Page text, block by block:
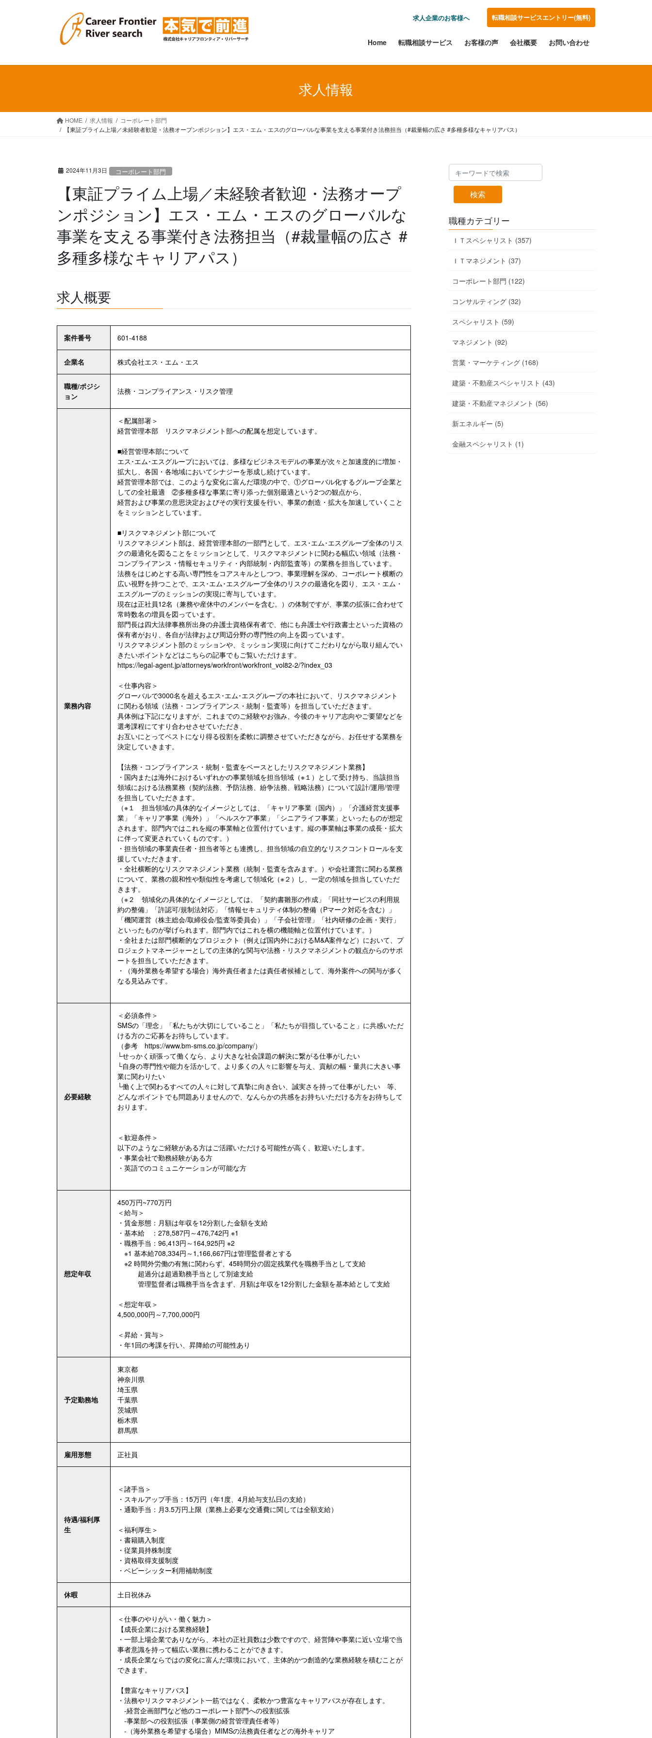
へ
プ
ョ
動
求人企業のお客様へ 転職相談サービスエントリー(無料)
Home 転職相談サービス お客様の声 会社概要 お問い合わせ
求人情報
HOME 求人情報
コーポレート部門
【東証プライム上場／未経験者歓迎・法務オープンポジション】エス・エム・エスのグローバルな事業を支える事業付き法務担当（#裁量幅の広さ #多種多様なキャリアパス）
2024年11月3日 コーポレート部門
【東証プライム上場／未経験者歓迎・法務オープ
ンポジション】エス・エム・エスのグローバルな
事業を支える事業付き法務担当（#裁量幅の広さ #
多種多様なキャリアパス）
求人概要
案件番号 601-4188
企業名 株式会社エス・エム・エス
職種/ポジシ
ョン
法務・コンプライアンス・リスク管理
業務内容
＜配属部署＞
経営管理本部 リスクマネジメント部への配属を想定しています。
■経営管理本部について
エス･エム･エスグループにおいては、多様なビジネスモデルの事業が次々と加速度的に増加・
拡大し、各国・各地域においてシナジーを形成し続けています。
経営管理本部では、このような変化に富んだ環境の中で、①グローバル化するグループ企業と
しての全社最適 ②多種多様な事業に寄り添った個別最適という2つの観点から、
経営および事業の意思決定およびその実行支援を行い、事業の創造・拡大を加速していくこと
をミッションとしています。
■リスクマネジメント部について
リスクマネジメント部は、経営管理本部の一部門として、エス･エム･エスグループ全体のリス
クの最適化を図ることをミッションとして、リスクマネジメントに関わる幅広い領域（法務・
コンプライアンス・情報セキュリティ・内部統制・内部監査等）の業務を担当しています。
法務をはじめとする高い専門性をコアスキルとしつつ、事業理解を深め、コーポレート横断の
広い視野を持つことで、エス･エム･エスグループ全体のリスクの最適化を図り、エス・エム・
エスグループのミッションの実現に寄与しています。
現在は正社員12名（兼務や産休中のメンバーを含む。）の体制ですが、事業の拡張に合わせて
常時数名の増員を図っています。
部門長は四大法律事務所出身の弁護士資格保有者で、他にも弁護士や行政書士といった資格の
保有者がおり、各自が法律および周辺分野の専門性の向上を図っています。
リスクマネジメント部のミッションや、ミッション実現に向けてこだわりながら取り組んでい
きたいポイントなどはこちらの記事でもご覧いただけます。
https://legal-agent.jp/attorneys/workfront/workfront_vol82-2/?index_03
＜仕事内容＞
グローバルで3000名を超えるエス･エム･エスグループの本社において、リスクマネジメント
に関わる領域（法務・コンプライアンス・統制・監査等）を担当していただきます。
具体例は下記になりますが、これまでのご経験やお強み、今後のキャリア志向やご要望などを
選考課程にてすり合わせさせていただき、
お互いにとってベストになり得る役割を柔軟に調整させていただきながら、お任せする業務を
決定していきます。
【法務・コンプライアンス・統制・監査をベースとしたリスクマネジメント業務】
・国内または海外におけるいずれかの事業領域を担当領域（※１）として受け持ち、当該担当
領域における法務業務（契約法務、予防法務、紛争法務、戦略法務）について設計/運用/管理
を担当していただきます。
（※１ 担当領域の具体的なイメージとしては、「キャリア事業（国内）」「介護経営支援事
業」「キャリア事業（海外）」「ヘルスケア事業」「シニアライフ事業」といったものが想定
されます。部門内ではこれを縦の事業軸と位置付けています。縦の事業軸は事業の成長・拡大
に伴って変更されていくものです。）
・担当領域の事業責任者・担当者等とも連携し、担当領域の自立的なリスクコントロールを支
援していただきます。
・全社横断的なリスクマネジメント業務（統制・監査を含みます。）や会社運営に関わる業務
について、業務の親和性や類似性を考慮して領域化（※２）し、一定の領域を担当していただ
きます。
（※２ 領域化の具体的なイメージとしては、「契約書雛形の作成」「同社サービスの利用規
約の整備」「許認可/規制法対応」「情報セキュリティ体制の整備（Pマーク対応を含む）」
「機関運営（株主総会/取締役会/監査等委員会）」「子会社管理」「社内研修の企画・実行」
といったものが挙げられます。部門内ではこれを横の機能軸と位置付けています。）
・全社または部門横断的なプロジェクト（例えば国内外におけるM&A案件など）において、プ
ロジェクトマネージャーとしての主体的な関与や法務・リスクマネジメントの観点からのサポ
ートを担当していただきます。
・（海外業務を希望する場合）海外責任者または責任者候補として、海外案件への関与が多く
なる見込みです。
必要経験
＜必須条件＞
SMSの「理念」「私たちが大切にしていること」「私たちが目指していること」に共感いただ
ける方のご応募をお待ちしています。
（参考 https://www.bm-sms.co.jp/company/）
└せっかく頑張って働くなら、より大きな社会課題の解決に繋がる仕事がしたい
└自身の専門性や能力を活かして、より多くの人々に影響を与え、貢献の幅・量共に大きい事
業に関わりたい
└働く上で関わるすべての人々に対して真摯に向き合い、誠実さを持って仕事がしたい 等、
どんなポイントでも問題ありませんので、なんらかの共感をお持ちいただける方をお待ちして
おります。
＜歓迎条件＞
以下のようなご経験がある方はご活躍いただける可能性が高く、歓迎いたします。
・事業会社で勤務経験がある方
・英語でのコミュニケーションが可能な方
想定年収
450万円~770万円
＜給与＞
・賃金形態：月額は年収を12分割した金額を支給
・基本給 ：278,587円～476,742円 ※1
・職務手当：96,413円～164,925円 ※2
※1 基本給708,334円～1,166,667円は管理監督者とする
※2 時間外労働の有無に関わらず、45時間分の固定残業代を職務手当として支給
超過分は超過勤務手当として別途支給
管理監督者は職務手当を含まず、月額は年収を12分割した金額を基本給として支給
＜想定年収＞
4,500,000円～7,700,000円
＜昇給・賞与＞
・年1回の考課を行い、昇降給の可能性あり
予定勤務地
東京都
神奈川県
埼玉県
千葉県
茨城県
栃木県
群馬県
雇用形態 正社員
待遇/福利厚
生
＜諸手当＞
・スキルアップ手当：15万円（年1度、4月給与支払日の支給）
・通勤手当：月3.5万円上限（業務上必要な交通費に関しては全額支給）
＜福利厚生＞
・書籍購入制度
・従業員持株制度
・資格取得支援制度
・ベビーシッター利用補助制度
休暇 土日祝休み
＜仕事のやりがい・働く魅力＞
【成長企業における業務経験】
・一部上場企業でありながら、本社の正社員数は少数ですので、経営陣や事業に近い立場で当
事者意識を持って幅広い業務に携わることができます。
・成長企業ならではの変化に富んだ環境において、主体的かつ創造的な業務経験を積むことが
できます。
【豊富なキャリアパス】
・法務やリスクマネジメント一筋ではなく、柔軟かつ豊富なキャリアパスが存在します。
-経営企画部門など他のコーポレート部門への役割拡張
-事業部への役割拡張（事業側の経営管理責任者等）
-（海外業務を希望する場合）MIMSの法務責任者などの海外キャリア
検索
職種カテゴリー
ＩＴスペシャリスト (357)
ＩＴマネジメント (37)
コーポレート部門 (122)
コンサルティング (32)
スペシャリスト (59)
マネジメント (92)
営業・マーケティング (168)
建築・不動産スペシャリスト (43)
建築・不動産マネジメント (56)
新エネルギー (5)
金融スペシャリスト (1)